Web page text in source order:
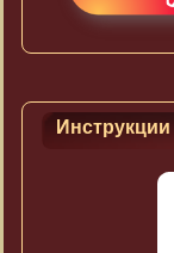
Инструкции